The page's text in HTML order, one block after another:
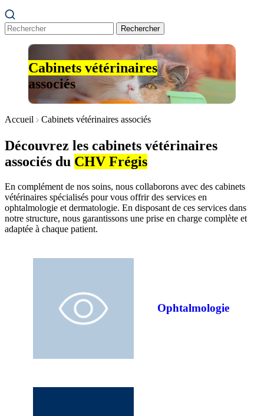
Rechercher
Cabinets vétérinaires
associés
Accueil Cabinets vétérinaires associés
Découvrez les cabinets vétérinaires
associés du CHV Frégis
En complément de nos soins, nous collaborons avec des cabinets
vétérinaires spécialisés pour vous offrir des services en
ophtalmologie et dermatologie. En disposant de ces services dans
notre structure, nous garantissons une prise en charge complète et
adaptée à chaque patient.
Ophtalmologie